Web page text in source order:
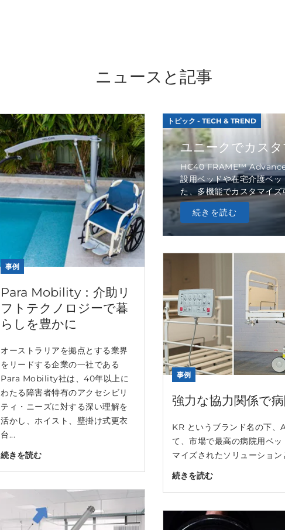
ニュースと記事
事例
Para Mobility：介助リ
フトテクノロジーで暮
らしを豊かに
オーストラリアを拠点とする業界
をリードする企業の一社である
Para Mobility社は、40年以上に
わたる障害者特有のアクセシビリ
ティ・ニーズに対する深い理解を
活かし、ホイスト、壁掛け式更衣
台...
続きを読む
トピック - TECH & TREND
ユニークでカス
HC40 FRAME™
設用ベッドや在宅介護ベ
た、多機能でカスタマイズ
続きを読む
事例
強力な協力関係で
KR というブランド名の下
て、市場で最高の病院用ベ
マイズされたソリューション
続きを読む